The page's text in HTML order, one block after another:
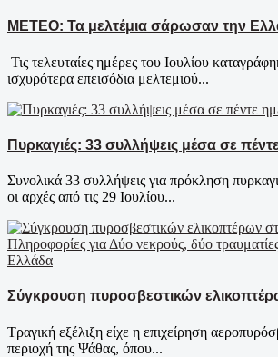
ΜΕΤΕΟ: Τα μελτέμια σάρωσαν την
Τις τελευταίες ημέρες του Ιουλίου
ισχυρότερα επεισόδια μελτεμιού...
Πυρκαγιές: 33 συλλήψεις μέσα σε
Συνολικά 33 συλλήψεις για πρόκληση
οι αρχές από τις 29 Ιουλίου...
Ελλάδα
Σύγκρουση πυροσβεστικών
Τραγική εξέλιξη είχε η επιχείρηση
περιοχή της Ψάθας, όπου...